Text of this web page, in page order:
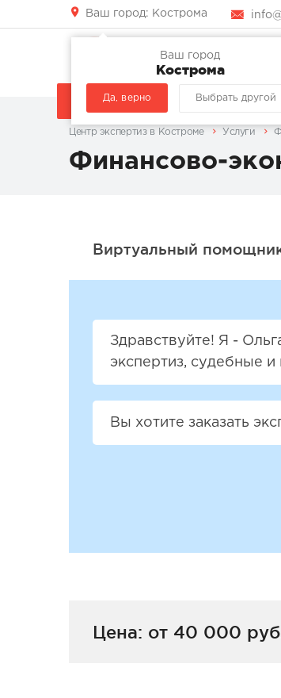
Ваш город: Кострома
Ваш город
Кострома
Да, верно Выбрать другой
КОМПАНИЯ
Центр экспертиз в Костроме Услуги
Финансово-
Здравствуйте! Я -
экспертиз, судебные
Вы хотите заказать
Цена: от 40 000 руб.